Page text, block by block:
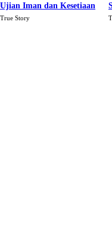
Ujian Iman dan Kesetiaan
True Story